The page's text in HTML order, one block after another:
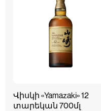
Վիսկի «Yamazaki» 12
տարեկան 700մլ